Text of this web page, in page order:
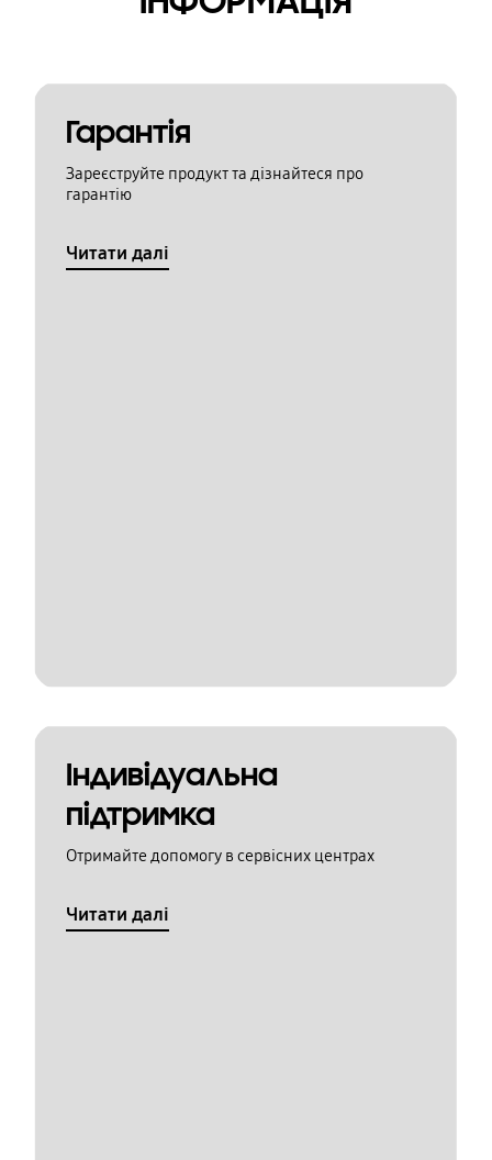
Гарантія
Зареєструйте продукт та дізнайтеся про
гарантію
Читати далі
Індивідуальна
підтримка
Отримайте допомогу в сервісних центрах
Читати далі